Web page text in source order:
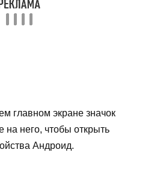
главном экране значок
на него, чтобы открыть
Андроид.